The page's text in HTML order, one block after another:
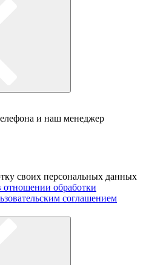
и наш менеджер
своих персональных данных
обработки
соглашением